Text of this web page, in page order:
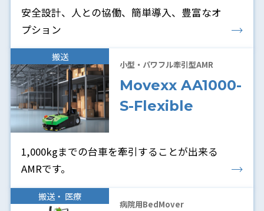
安全設計、人との協働、簡単導入、豊富なオ
プション
搬送
小型・パワフル牽引型AMR
Movexx AA1000-
S-Flexible
1,000kgまでの台車を牽引することが出来る
AMRです。
搬送・ 医療
病院用BedMover